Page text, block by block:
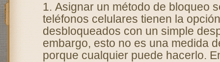
Asignar un método de bloqueo
teléfonos celulares tienen la
desbloqueados con un simple
embargo, esto no es una medida
porque cualquier puede hacerlo.